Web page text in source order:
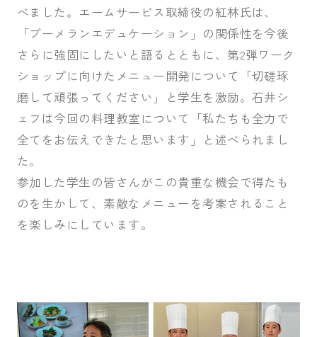
べました。エームサービス取締役の紅林氏は、
「ブーメランエデュケーション」の関係性を今後
さらに強固にしたいと語るとともに、第2弾ワーク
ショップに向けたメニュー開発について「切磋琢
磨して頑張ってください」と学生を激励。石井シ
ェフは今回の料理教室について「私たちも全力で
全てをお伝えできたと思います」と述べられまし
た。
参加した学生の皆さんがこの貴重な機会で得たも
のを生かして、素敵なメニューを考案されること
を楽しみにしています。